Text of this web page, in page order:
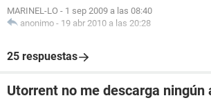
MARINEL-LO - 1 sep 2009 a las 08:40
anonimo - 19 abr 2010 a las 20:28
25 respuestas
Utorrent no me descarga ningún